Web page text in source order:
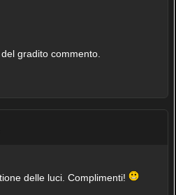
gradito commento.
delle luci. Complimenti!